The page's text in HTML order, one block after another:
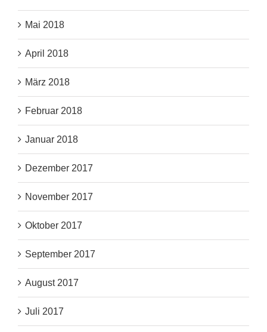
Mai 2018
April 2018
März 2018
Februar 2018
Januar 2018
Dezember 2017
November 2017
Oktober 2017
September 2017
August 2017
Juli 2017